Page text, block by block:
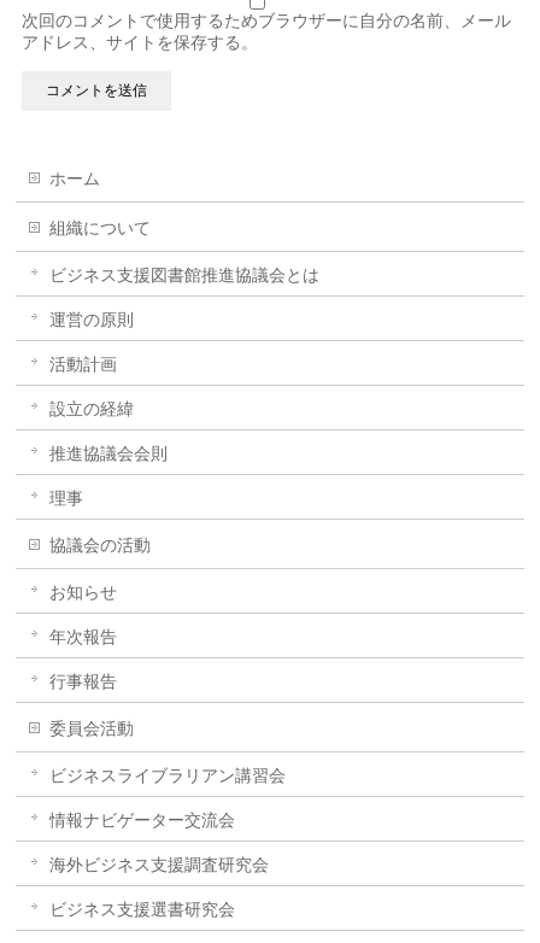
次回のコメントで使用するためブラウザーに自分の名前、メール
アドレス、サイトを保存する。
ホーム
組織について
ビジネス支援図書館推進協議会とは
運営の原則
活動計画
設立の経緯
推進協議会会則
理事
協議会の活動
お知らせ
年次報告
行事報告
委員会活動
ビジネスライブラリアン講習会
情報ナビゲーター交流会
海外ビジネス支援調査研究会
ビジネス支援選書研究会